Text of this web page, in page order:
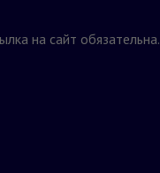
на сайт обязательна.